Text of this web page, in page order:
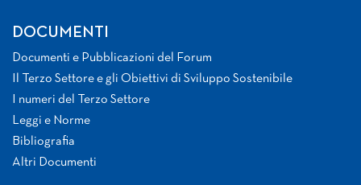
DOCUMENTI
Documenti e Pubblicazioni del Forum
Il Terzo Settore e gli Obiettivi di Sviluppo Sostenibile
I numeri del Terzo Settore
Leggi e Norme
Bibliografia
Altri Documenti